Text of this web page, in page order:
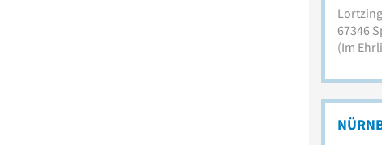
67346
(Im